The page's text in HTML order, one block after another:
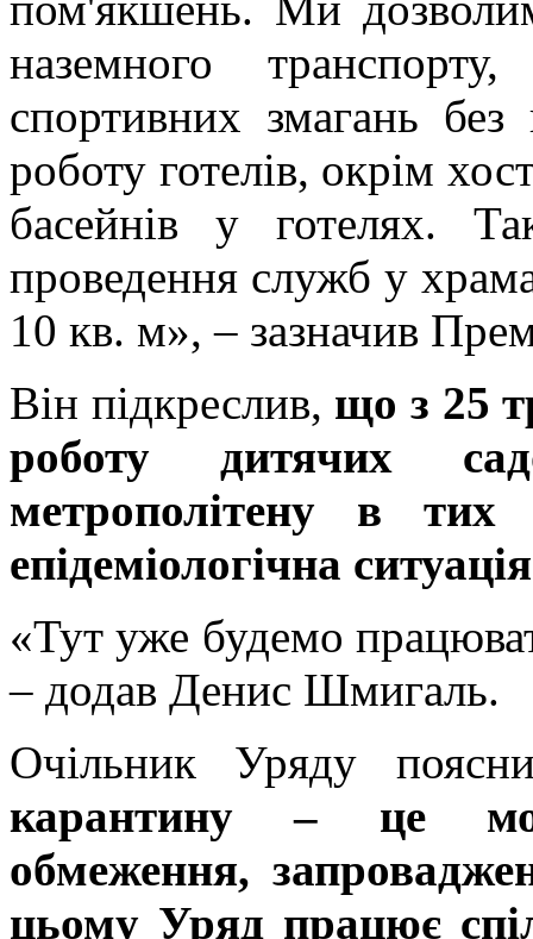
наземного
спортивних змагань
роботу готелів, окрім
басейнів у готелях.
проведення служб у
10 кв. м», – зазначив
Він підкреслив, що з 25
роботу дитячих
метрополітену в тих
епідеміологічна
«Тут уже будемо
– додав Денис Шмигаль.
Очільник Уряду
карантину – це
обмеження,
цьому Уряд працює